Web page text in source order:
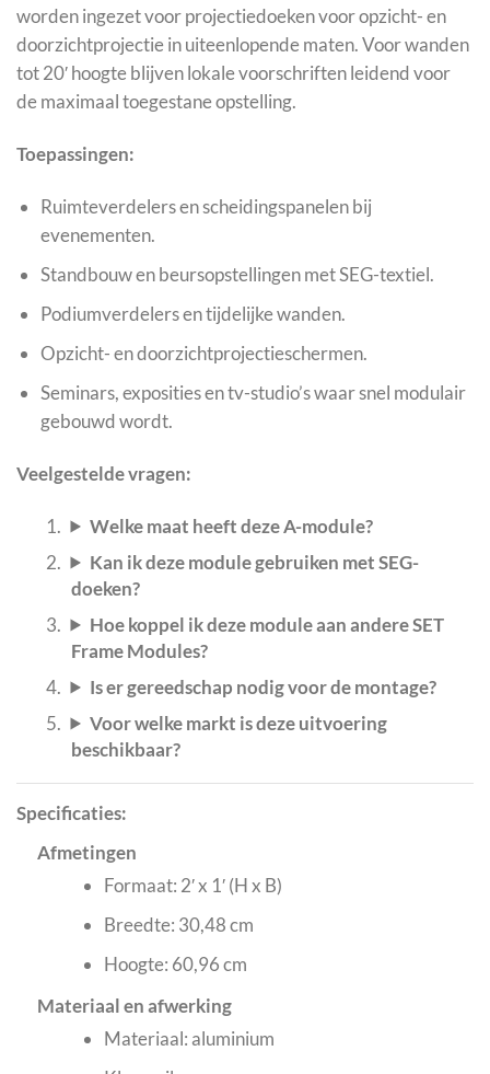
worden ingezet voor projectiedoeken voor opzicht- en
doorzichtprojectie in uiteenlopende maten. Voor wanden
tot 20′ hoogte blijven lokale voorschriften leidend voor
de maximaal toegestane opstelling.
Toepassingen:
Ruimteverdelers en scheidingspanelen bij
evenementen.
Standbouw en beursopstellingen met SEG-textiel.
Podiumverdelers en tijdelijke wanden.
Opzicht- en doorzichtprojectieschermen.
Seminars, exposities en tv-studio’s waar snel modulair
gebouwd wordt.
Veelgestelde vragen:
Welke maat heeft deze A-module?
Kan ik deze module gebruiken met SEG-
doeken?
Hoe koppel ik deze module aan andere SET
Frame Modules?
Is er gereedschap nodig voor de montage?
Voor welke markt is deze uitvoering
beschikbaar?
Specificaties:
Afmetingen
Formaat: 2′ x 1′ (H x B)
Breedte: 30,48 cm
Hoogte: 60,96 cm
Materiaal en afwerking
Materiaal: aluminium